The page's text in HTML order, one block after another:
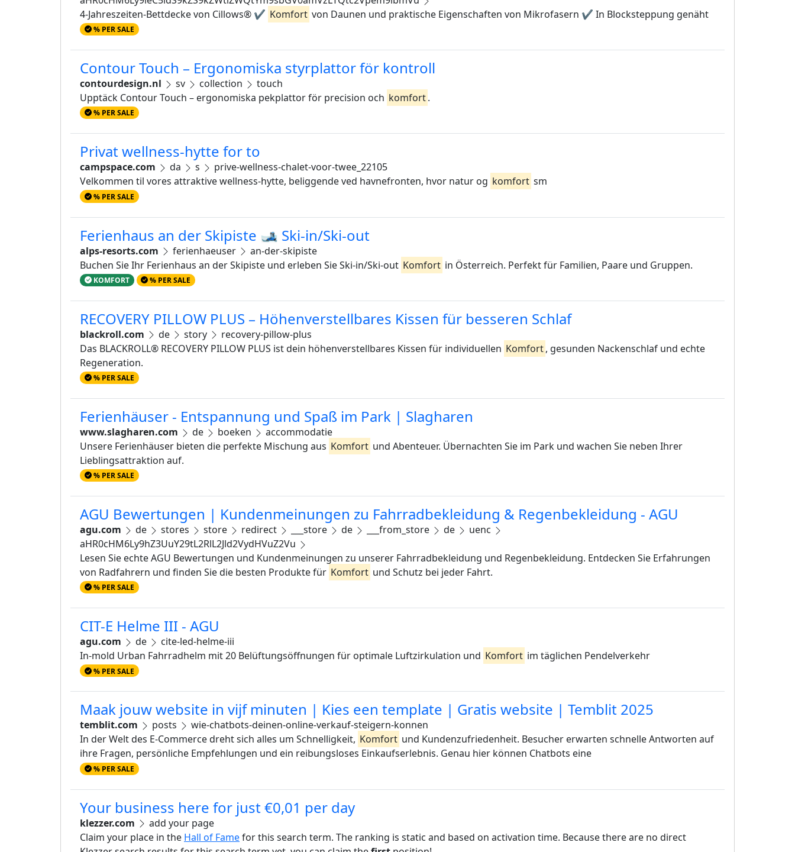
4-Jahreszeiten-Bettdecke von Cillows® ✔️ Komfort von Daunen und praktische Eigenschaften von Mikrofasern ✔️ In Blocksteppung genäht
% PER SALE
Contour Touch – Ergonomiska styrplattor för kontroll
contourdesign.nl sv collection
touch
Upptäck Contour Touch – ergonomiska pekplattor för precision och komfort.
% PER SALE
Privat wellness-hytte for to
campspace.com da s
prive-wellness-chalet-voor-twee_22105
Velkommen til vores attraktive wellness-hytte, beliggende ved havnefronten, hvor natur og komfort sm
% PER SALE
Ferienhaus an der Skipiste 🎿 Ski-in/Ski-out
alps-resorts.com ferienhaeuser
an-der-skipiste
Buchen Sie Ihr Ferienhaus an der Skipiste und erleben Sie Ski-in/Ski-out Komfort in Österreich. Perfekt für Familien, Paare und Gruppen.
KOMFORT % PER SALE
RECOVERY PILLOW PLUS – Höhenverstellbares Kissen für besseren Schlaf
blackroll.com de story
recovery-pillow-plus
Das BLACKROLL® RECOVERY PILLOW PLUS ist dein höhenverstellbares Kissen für individuellen Komfort, gesunden Nackenschlaf und echte
Regeneration.
% PER SALE
Ferienhäuser - Entspannung und Spaß im Park | Slagharen
www.slagharen.com de boeken
accommodatie
Unsere Ferienhäuser bieten die perfekte Mischung aus Komfort und Abenteuer. Übernachten Sie im Park und wachen Sie neben Ihrer
Lieblingsattraktion auf.
% PER SALE
AGU Bewertungen | Kundenmeinungen zu Fahrradbekleidung & Regenbekleidung - AGU
agu.com de stores store redirect ___store de ___from_store de
uenc
aHR0cHM6Ly9hZ3UuY29tL2RlL2Jld2VydHVuZ2Vu
Lesen Sie echte AGU Bewertungen und Kundenmeinungen zu unserer Fahrradbekleidung und Regenbekleidung. Entdecken Sie Erfahrungen
von Radfahrern und finden Sie die besten Produkte für Komfort und Schutz bei jeder Fahrt.
% PER SALE
CIT-E Helme III - AGU
agu.com de
cite-led-helme-iii
In-mold Urban Fahrradhelm mit 20 Belüftungsöffnungen für optimale Luftzirkulation und Komfort im täglichen Pendelverkehr
% PER SALE
Maak jouw website in vijf minuten | Kies een template | Gratis website | Temblit 2025
temblit.com posts
wie-chatbots-deinen-online-verkauf-steigern-konnen
In der Welt des E-Commerce dreht sich alles um Schnelligkeit, Komfort und Kundenzufriedenheit. Besucher erwarten schnelle Antworten auf
ihre Fragen, persönliche Empfehlungen und ein reibungsloses Einkaufserlebnis. Genau hier können Chatbots eine
% PER SALE
Your business here for just €0,01 per day
klezzer.com
add your page
Claim your place in the Hall of Famefor this search term. The ranking is static and based on activation time. Because there are no direct